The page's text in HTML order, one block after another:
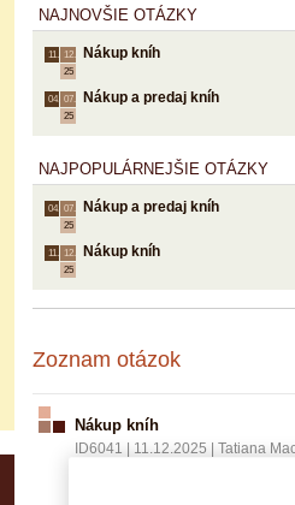
NAJNOVŠIE OTÁZKY
11. 12.
25
Nákup kníh
04. 07.
25
Nákup a predaj kníh
NAJPOPULÁRNEJŠIE OTÁZKY
04. 07.
25
Nákup a predaj kníh
11. 12.
25
Nákup kníh
Zoznam otázok
Nákup kníh
ID6041 11.12.2025
Tatiana